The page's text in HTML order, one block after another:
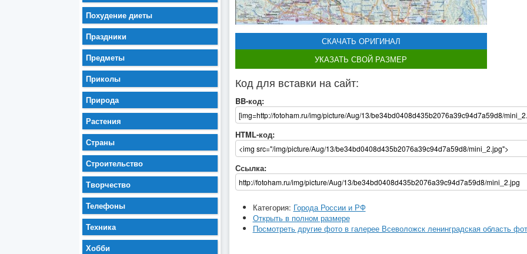
СКАЧАТЬ ОРИГИНАЛ
УКАЗАТЬ СВОЙ РАЗМЕР
Код для вставки на сайт:
BB-код:
HTML-код:
Ссылка:
Категория: Города России и РФ
Открыть в полном размере
Посмотреть другие фото в галерее Всеволожск ленинградская область
Похудение диеты
Праздники
Предметы
Приколы
Природа
Растения
Страны
Строительство
Творчество
Телефоны
Техника
Хобби